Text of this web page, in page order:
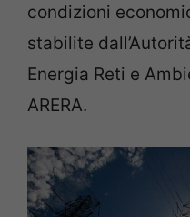
condizioni
stabilite
Energia Reti e
ARERA.